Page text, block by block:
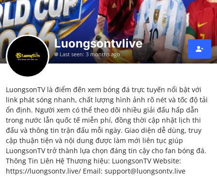
Contact
My Lab
News
Research
Science Hangouts
My Lab
My Company
School Science
Luongsontvlive
Last seen: 3 months ago
LuongsonTV là điểm đến xem bóng đá trực tuyến nổi bật với
link phát sóng nhanh, chất lượng hình ảnh rõ nét và tốc độ tải
ổn định. Người xem có thể theo dõi nhiều giải đấu hấp dẫn
trong nước lẫn quốc tế miễn phí, đồng thời cập nhật lịch thi
đấu và thông tin trận đấu mỗi ngày. Giao diện dễ dùng, truy
cập thuận tiện và nội dung được làm mới liên tục giúp
LuongsonTV trở thành lựa chọn đáng tin cậy cho fan bóng đá.
Thông Tin Liên Hệ Thương hiệu: LuongsonTV Website:
https://luongsontv.live/ Email: support@luongsontv.live